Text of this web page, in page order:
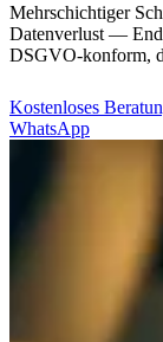
Mehrschichtiger
Datenverlust —
DSGVO-konform,
Kostenloses
WhatsApp